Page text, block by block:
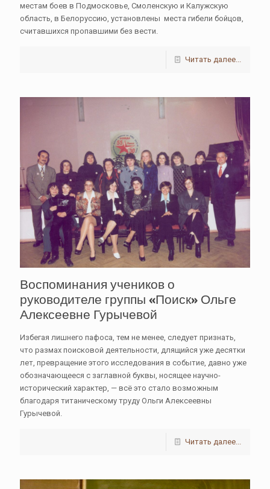
местам боев в Подмосковье, Смоленскую и Калужскую
область, в Белоруссию, установлены места гибели бойцов,
считавшихся пропавшими без вести.
Читать далее...
Воспоминания учеников о
руководителе группы «Поиск» Ольге
Алексеевне Гурычевой
Избегая лишнего пафоса, тем не менее, следует признать,
что размах поисковой деятельности, длящийся уже десятки
лет, превращение этого исследования в событие, давно уже
обозначающееся с заглавной буквы, носящее научно-
исторический характер, — всё это стало возможным
благодаря титаническому труду Ольги Алексеевны
Гурычевой.
Читать далее...